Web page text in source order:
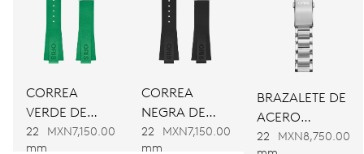
Ø 30.00 mm, 13 1/4’’’
CARGA
FRECUENCIA
28’800 A/h, 4 Hz
CORREA
VERDE DE
CAUCHO
22
mm
MXN7,150.00
CORREA
NEGRA DE
CAUCHO
22
mm
MXN7,150.00
BRAZALETE DE
ACERO
INOXIDABLE
22
MXN8,750.00